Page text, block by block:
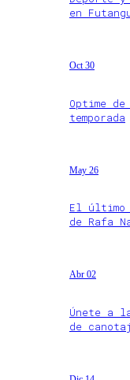
en
Oct 30
Optime
temporada
May 26
El último
de Rafa
Abr 02
Únete a
de